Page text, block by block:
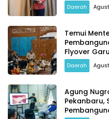
Daerah
Temui
Flyover
Daerah
Agung
Pekanbaru,